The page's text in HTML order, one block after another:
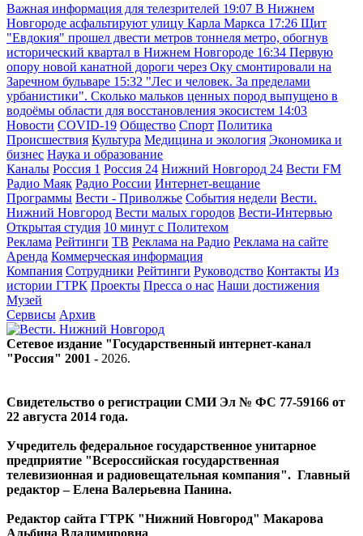
Важная информация для телезрителей 19:07 В Нижнем
Новгороде асфальтируют улицу Карла Маркса 17:26 Щит
"Евдокия" прошел двести метров тоннеля метро, обогнув
исторический квартал в Нижнем Новгороде 16:34 Первую
опору новой канатной дороги через Оку смонтировали на
Заречном бульваре 15:32 "Лес и человек. За пределами
урбанистики". Сколько мальков ценных пород выпущено в
водоёмы области для восстановления экосистем 14:03
Новости COVID-19 Общество Спорт Политика
Происшествия Культура Медицина и экология Экономика и
бизнес Наука и образование
Каналы Россия 1 Россия 24 Нижний Новгород 24 Вести FM
Радио Маяк Радио России Интернет-вещание
Программы Вести - Приволжье События недели Вести.
Нижний Новгород Вести малых городов Вести-Интервью
Открытая студия 10 минут с Политехом
Реклама Рейтинги ТВ Реклама на Радио Реклама на сайте
Аренда Коммерческая информация
Компания Сотрудники Рейтинги Руководство Контакты Из
истории ГТРК Проекты Пресса о нас Наши достижения
Музей
Сервисы Архив
Сетевое издание "Государственный интернет-канал
"Россия" 2001 - 2026.
Свидетельство о регистрации СМИ Эл № ФС 77-59166 от
22 августа 2014 года.
Учредитель федеральное государственное унитарное
предприятие "Всероссийская государственная
телевизионная и радиовещательная компания". Главный
редактор – Елена Валерьевна Панина.
Редактор сайта ГТРК "Нижний Новгород" Макарова
Альбина Владимировна